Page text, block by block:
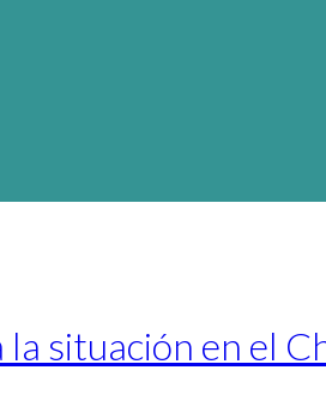
la situación en el